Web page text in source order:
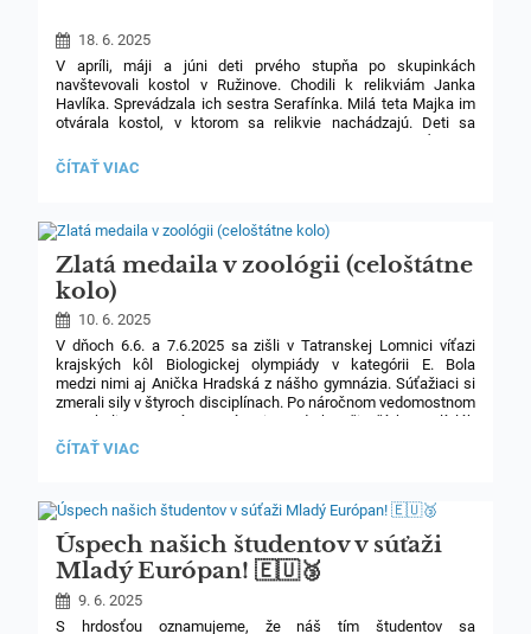
18. 6. 2025
V apríli, máji a júni deti prvého stupňa po skupinkách
navštevovali kostol v Ružinove.Chodili k relikviám Janka
Havlíka. Sprevádzala ich sestra Serafínka. Milá teta Majka im
otvárala kostol, v ktorom sa relikvie nachádzajú. Deti sa
pri relikviách modlili a následne si mohli zakúpiť malú
pamiatku na tento výlet.
JANKO
ČÍTAŤ VIAC
Zlatá medaila v zoológii (celoštátne
kolo)
10. 6. 2025
V dňoch 6.6. a 7.6.2025 sa zišli v Tatranskej Lomnici víťazi
krajských kôl Biologickej olympiády v kategórii E. Bola
medzi nimi aj Anička Hradská z nášho gymnázia. Súťažiaci si
zmerali sily v štyroch disciplínach. Po náročnom vedomostnom
teste boli preverení z poznávania 50 druhov živočíchov polí, lúk
a pasienkov. Nasledovala ústna skúška pred komisiou
a hodnotenie práce v teréne. Nadšení zoológovia pozorovali
výsledkom bola zbierka a správa z pozorovania a mapovania
živočíchov, ktoré si priniesli so sebou. Anička obsadila prvú
priečku so šestnásťbodovým náskokom
. Srdečne jej
blahoželáme a ďakujeme za úspešnú reprezentáciu nielen
našej školy, ale celého Bratislavského kraja.
ZLATÁ
ZOOLÓGII
(CELOŠTÁTNE
KOLO):
ČÍTAŤ VIAC
Úspech našich študentov v súťaži
Mladý Európan! 🇪🇺🥉
9. 6. 2025
S hrdosťou oznamujeme, že náš tím študentov sa